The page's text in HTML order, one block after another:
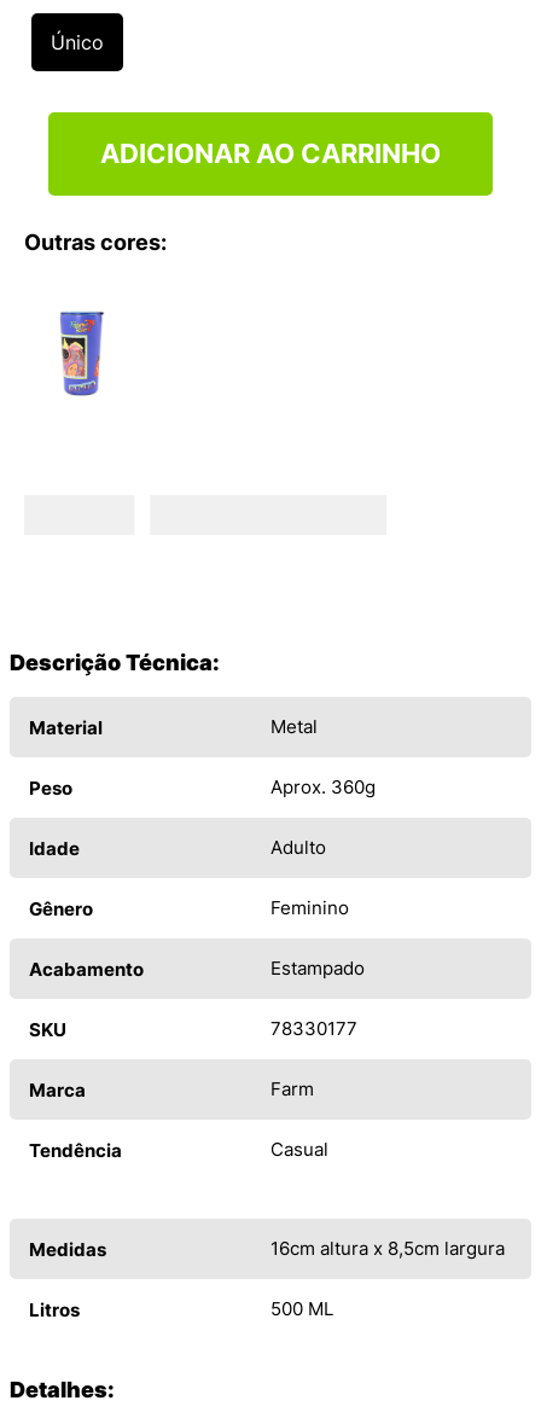
Único
ADICIONAR AO CARRINHO
Outras cores:
Descrição Técnica:
Material Metal
Peso Aprox. 360g
Idade Adulto
Gênero Feminino
Acabamento Estampado
SKU 78330177
Marca Farm
Tendência Casual
Medidas 16cm altura x 8,5cm largura
Litros 500 ML
Detalhes:
9º
VANS TÊNIS VANS ULTRARANGE
10º NEW BALANCE 204L